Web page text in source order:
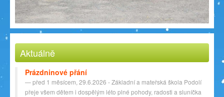
Aktuálně
Prázdninové přání
před 1 měsícem, 29.6.2026 - Základní a mateřská škola Podolí
přeje všem dětem i dospělým léto plné pohody, radosti a sluníčka